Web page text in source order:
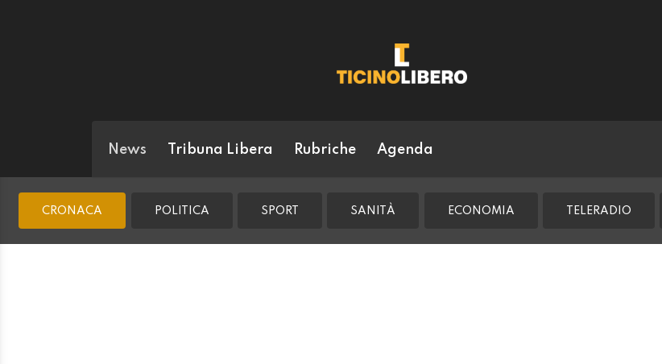
News Tribuna Libera Rubriche Agenda
CRONACA POLITICA SPORT SANITÀ ECONOMIA TELERADIO